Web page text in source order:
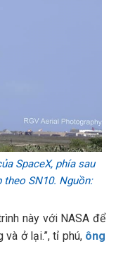
SpaceX, phía sau
SN10. Nguồn:
này với NASA để
và ở lại.”, tỉ phú, ông